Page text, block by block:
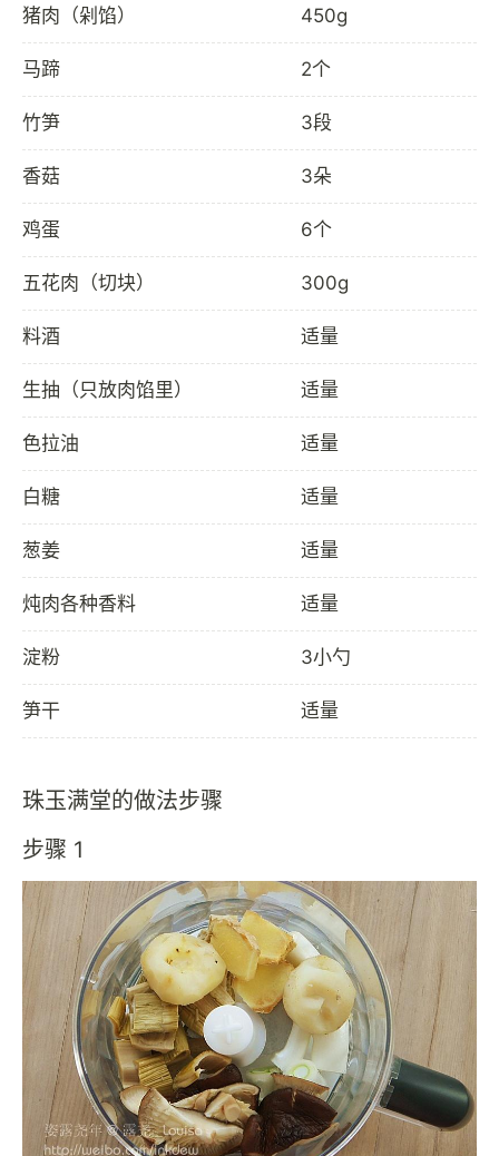
猪肉（剁馅） 450g
马蹄 2个
竹笋 3段
香菇 3朵
鸡蛋 6个
五花肉（切块） 300g
料酒 适量
生抽（只放肉馅里） 适量
色拉油 适量
白糖 适量
葱姜 适量
炖肉各种香料 适量
淀粉 3小勺
笋干 适量
珠玉满堂的做法步骤
步骤 1